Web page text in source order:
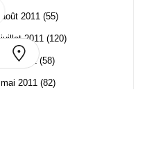
août 2011 (55)
juillet 2011 (120)
juin 2011(58)
mai 2011 (82)